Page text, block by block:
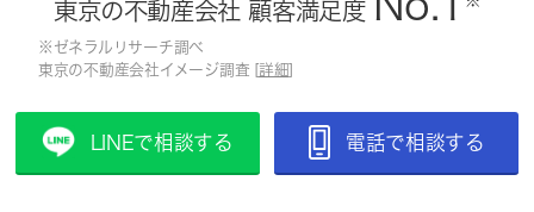
東京の不動産会社 顧客満足度
※ゼネラルリサーチ調べ
東京の不動産会社イメージ調査 [ 詳細
LINEで相談する 電話で相談する